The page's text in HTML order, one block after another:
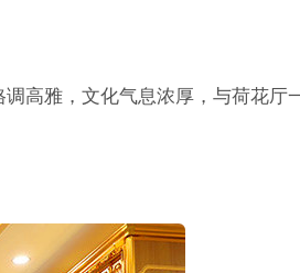
高雅，文化气息浓厚，与荷花厅